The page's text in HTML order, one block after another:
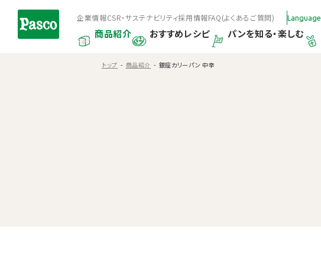
商品紹介 おすすめレシピ パンを知る・楽しむ
Language
企業情報CSR・サステナビリティ採用情報FAQ(よくあるご質問)
トップ 商品紹介 銀座カリーパン 中辛